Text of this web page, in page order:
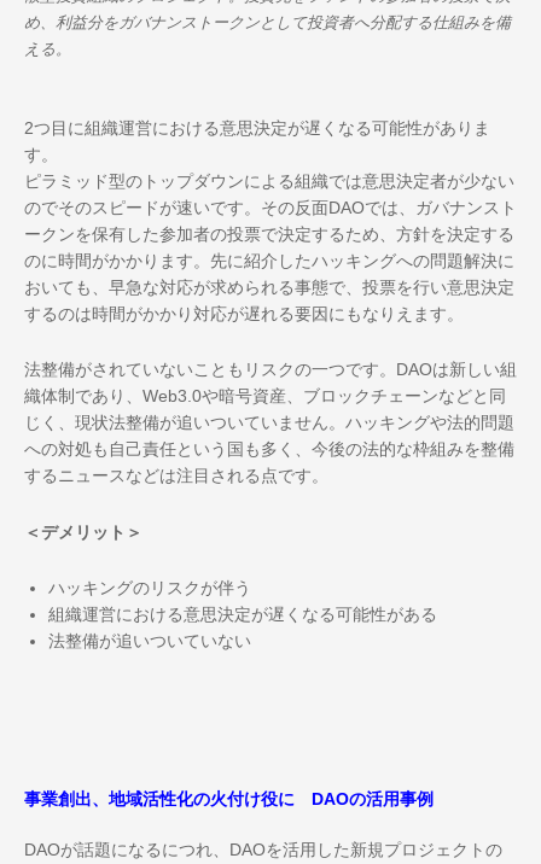
め、利益分をガバナンストークンとして投資者へ分配する仕組みを備
える。
2つ目に組織運営における意思決定が遅くなる可能性がありま
す。
ピラミッド型のトップダウンによる組織では意思決定者が少ない
のでそのスピードが速いです。その反面DAOでは、ガバナンスト
ークンを保有した参加者の投票で決定するため、方針を決定する
のに時間がかかります。先に紹介したハッキングへの問題解決に
おいても、早急な対応が求められる事態で、投票を行い意思決定
するのは時間がかかり対応が遅れる要因にもなりえます。
法整備がされていないこともリスクの一つです。DAOは新しい組
織体制であり、Web3.0や暗号資産、ブロックチェーンなどと同
じく、現状法整備が追いついていません。ハッキングや法的問題
への対処も自己責任という国も多く、今後の法的な枠組みを整備
するニュースなどは注目される点です。
＜デメリット＞
ハッキングのリスクが伴う
組織運営における意思決定が遅くなる可能性がある
法整備が追いついていない
事業創出、地域活性化の火付け役に DAOの活用事例
DAOが話題になるにつれ、DAOを活用した新規プロジェクトの